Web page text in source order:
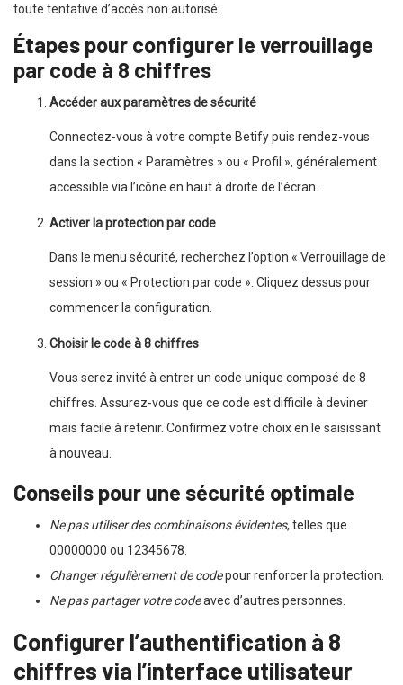
toute tentative d’accès non autorisé.
Étapes pour configurer le verrouillage
par code à 8 chiffres
Accéder aux paramètres de sécurité
Connectez-vous à votre compte Betify puis rendez-vous
dans la section « Paramètres » ou « Profil », généralement
accessible via l’icône en haut à droite de l’écran.
Activer la protection par code
Dans le menu sécurité, recherchez l’option « Verrouillage de
session » ou « Protection par code ». Cliquez dessus pour
commencer la configuration.
Choisir le code à 8 chiffres
Vous serez invité à entrer un code unique composé de 8
chiffres. Assurez-vous que ce code est difficile à deviner
mais facile à retenir. Confirmez votre choix en le saisissant
à nouveau.
Conseils pour une sécurité optimale
Ne pas utiliser des combinaisons évidentes, telles que
00000000 ou 12345678.
Changer régulièrement de codepour renforcer la protection.
Ne pas partager votre codeavec d’autres personnes.
Configurer l’authentification à 8
chiffres via l’interface utilisateur